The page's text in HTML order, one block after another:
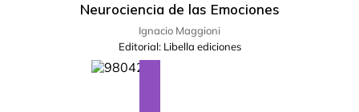
Neurociencia de las Emociones
Ignacio Maggioni
Editorial: Libella ediciones